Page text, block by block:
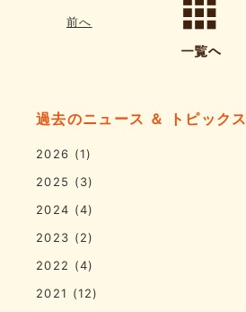
前へ
過去のニュース ＆ トピックス
2026 (1)
2025 (3)
2024 (4)
2023 (2)
2022 (4)
2021 (12)